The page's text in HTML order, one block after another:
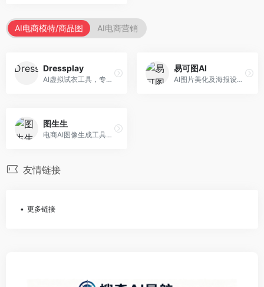
AI电商模特/商品图 AI电商营销
Dressplay
AI虚拟试衣工具，专注于服装电商体验。面向服装电商，提供虚拟试穿、尺码推荐、穿搭建议等服务，试衣体验真实。
易可图AI
AI图片美化及海报设计平台，专注于电商视觉设计。面向电商卖家，提供图片美化、海报设计、营销素材等服务，设计效率高。
图生生
电商AI图像生成工具，专注于商品图创作。面向电商卖家，提供商品图生成、背景替换、批量处理等服务，商品图质量高。
友情链接
更多链接